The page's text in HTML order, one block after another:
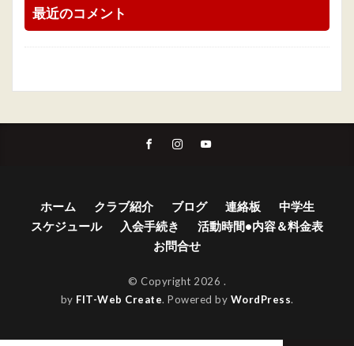
最近のコメント
ホーム クラブ紹介 ブログ 連絡板
中学生
スケジュール
入会手続き
活動時間•内容＆料金表
お問合せ
© Copyright 2026 .
by FIT-Web Create. Powered by WordPress.